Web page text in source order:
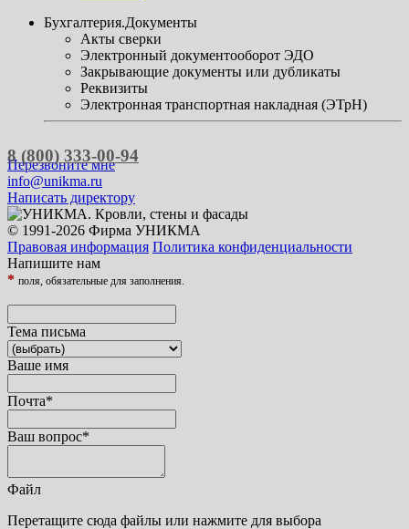
Бухгалтерия.Документы
Акты сверки
Электронный документооборот ЭДО
Закрывающие документы или дубликаты
Реквизиты
Электронная транспортная накладная (ЭТрН)
8 (800) 333-00-94
Перезвоните мне
info@unikma.ru
Написать директору
© 1991-2026 Фирма УНИКМА
Правовая информация Политика конфиденциальности
Напишите нам
* поля, обязательные для заполнения.
Тема письма
Ваше имя
Почта*
Ваш вопрос*
Файл
Перетащите сюда файлы или нажмите для выбора